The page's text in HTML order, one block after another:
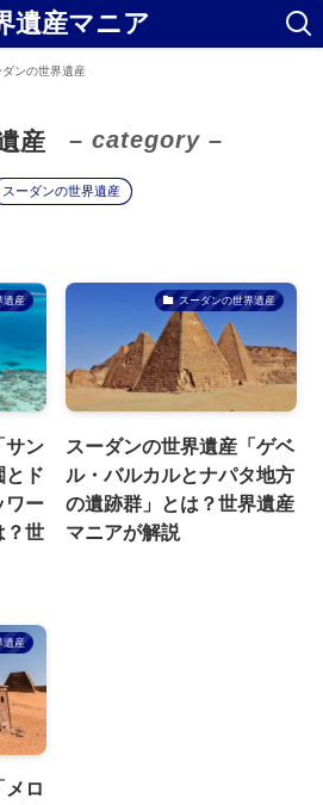
遺産マニア
ダンの世界遺産
産 – category –
スーダンの世界遺産
遺産
サン
とド
ワー
？世
スーダンの世界遺産
スーダンの世界遺産「ゲベ
ル・バルカルとナパタ地方
の遺跡群」とは？世界遺産
マニアが解説
遺産
メロ